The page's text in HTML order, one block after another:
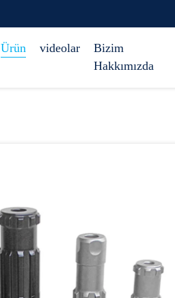
Ürün videolar
Bizim
Hakkımızda